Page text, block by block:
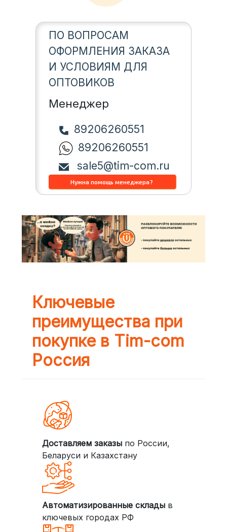
ПО ВОПРОСАМ
ОФОРМЛЕНИЯ ЗАКАЗА
И УСЛОВИЯМ ДЛЯ
ОПТОВИКОВ
Менеджер
89206260551
89206260551
sale5@tim-com.ru
Ключевые
преимущества при
покупке в Tim-com
Россия
Доставляем заказыпо России,
Беларуси и Казахстану
Автоматизированные складыв
ключевых городах РФ